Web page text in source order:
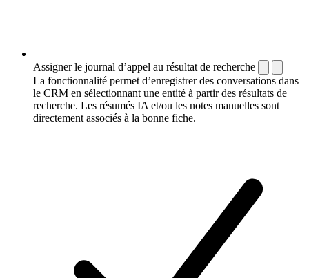
Assigner le journal d’appel au résultat de recherche
La fonctionnalité permet d’enregistrer des conversations dans
le CRM en sélectionnant une entité à partir des résultats de
recherche. Les résumés IA et/ou les notes manuelles sont
directement associés à la bonne fiche.